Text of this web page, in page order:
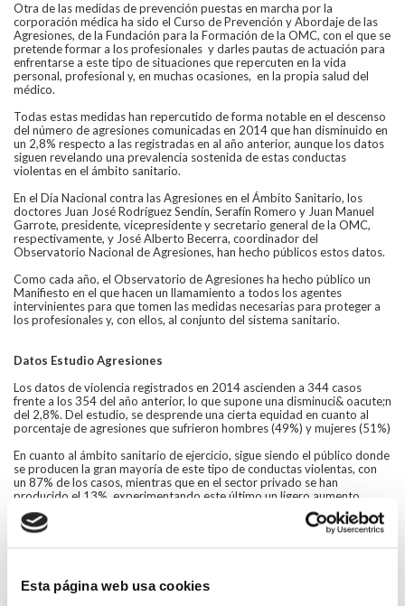
Esta página web usa cookies
Otra de las medidas de prevención puestas en marcha por la
corporación médica ha sido el Curso de Prevención y Abordaje de las
Agresiones, de la Fundación para la Formación de la OMC, con el que se
pretende formar a los profesionales y darles pautas de actuación para
enfrentarse a este tipo de situaciones que repercuten en la vida
personal, profesional y, en muchas ocasiones, en la propia salud del
médico.
Todas estas medidas han repercutido de forma notable en el descenso
del número de agresiones comunicadas en 2014 que han disminuido en
un 2,8% respecto a las registradas en al año anterior, aunque los datos
siguen revelando una prevalencia sostenida de estas conductas
violentas en el ámbito sanitario.
En el Día Nacional contra las Agresiones en el Ámbito Sanitario, los
doctores Juan José Rodríguez Sendín, Serafín Romero y Juan Manuel
Garrote, presidente, vicepresidente y secretario general de la OMC,
respectivamente, y José Alberto Becerra, coordinador del
Observatorio Nacional de Agresiones, han hecho públicos estos datos.
Como cada año, el Observatorio de Agresiones ha hecho público un
Manifiesto en el que hacen un llamamiento a todos los agentes
intervinientes para que tomen las medidas necesarias para proteger a
los profesionales y, con ellos, al conjunto del sistema sanitario.
Datos Estudio Agresiones
Los datos de violencia registrados en 2014 ascienden a 344 casos
frente a los 354 del año anterior, lo que supone una disminuci& oacute;n
del 2,8%. Del estudio, se desprende una cierta equidad en cuanto al
porcentaje de agresiones que sufrieron hombres (49%) y mujeres (51%)
En cuanto al ámbito sanitario de ejercicio, sigue siendo el público donde
se producen la gran mayoría de este tipo de conductas violentas, con
un 87% de los casos, mientras que en el sector privado se han
producido el 13%, experimentando este último un ligero aumento
respecto al año anterior (11%). Y, sobre el ámbito donde se produce la
agresión, sigue siendo la Atención Primera la que se lleva la mayor parte
(48%), frente a la hospitalaria (16%), las urgencias hospitalarias y extra
hospitalarias tienen un porcentaje de un 10% cada una de ellas.
De los agresores, ha aumentado el porcentaje de familiares del
paciente, pasando del 25% al 31%; el 36% son pacientes programados,